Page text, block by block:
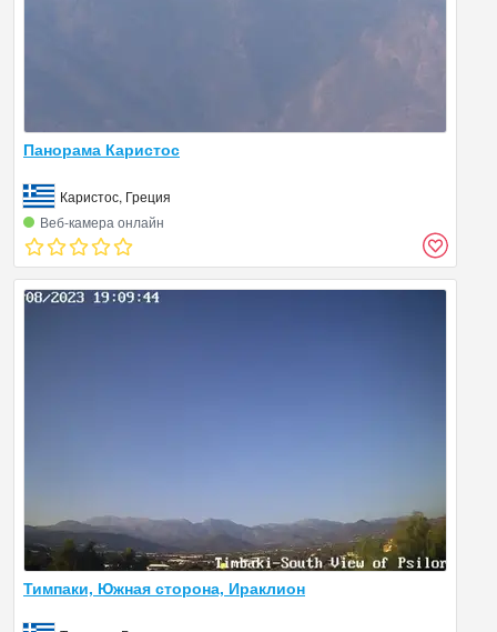
Панорама Каристос
Каристос, Греция
Веб‑камера онлайн
Тимпаки, Южная сторона, Ираклион